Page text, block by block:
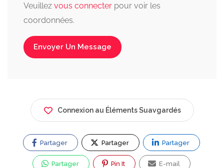
Veuillez vous connecter pour voir les
coordonnées.
Envoyer Un Message
Connexion au Éléments Suavgardés
Partager Partager Partager
Partager Pin It E-mail